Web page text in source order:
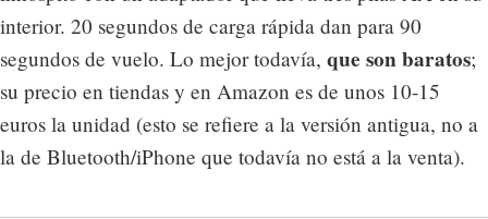
interior. 20 segundos de carga rápida dan para 90
segundos de vuelo. Lo mejor todavía, que son baratos;
su precio en tiendas y en Amazon es de unos 10-15
euros la unidad (esto se refiere a la versión antigua, no a
la de Bluetooth/iPhone que todavía no está a la venta).